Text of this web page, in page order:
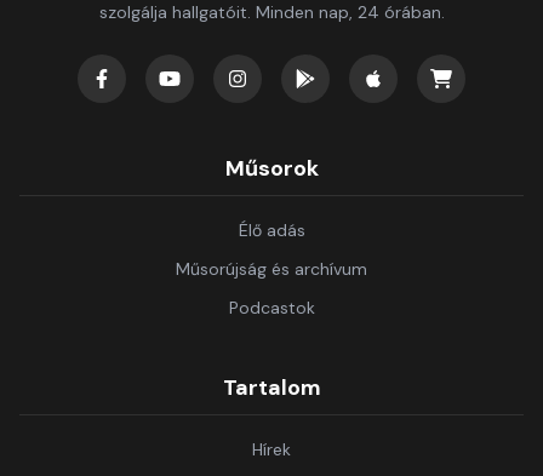
szolgálja hallgatóit. Minden nap, 24 órában.
Műsorok
Élő adás
Műsorújság és archívum
Podcastok
Tartalom
Hírek